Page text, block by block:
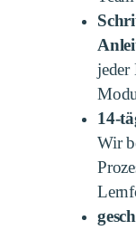
jeder
14-
Wir